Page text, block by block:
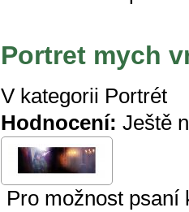
Portret mych
V kategorii Portrét
Hodnocení: Ještě
Pro možnost